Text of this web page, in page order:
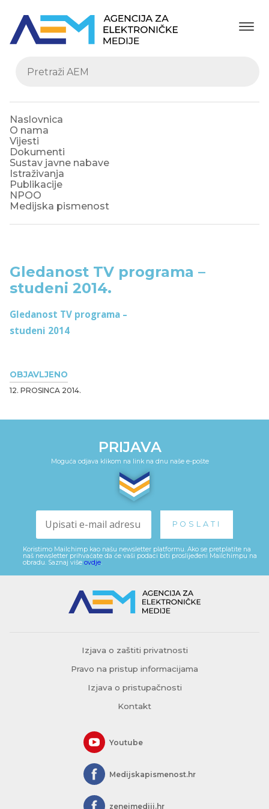
Naslovnica
O nama
Vijesti
Dokumenti
Sustav javne nabave
Istraživanja
Publikacije
NPOO
Medijska pismenost
OBJAVLJENO
12. PROSINCA 2014.
Gledanost TV programa –
studeni 2014.
Gledanost TV programa –
studeni 2014
PRIJAVA
Moguća odjava klikom na link na dnu naše e-pošte
Koristimo Mailchimp kao našu newsletter platformu. Ako se pretplatite na
naš newsletter prihvaćate da će vaši podaci biti proslijeđeni Mailchimpu na
obradu. Saznaj više ovdje
Izjava o zaštiti privatnosti
Pravo na pristup informacijama
Izjava o pristupačnosti
Kontakt
Youtube
Medijskapismenost.hr
zeneimediji.hr